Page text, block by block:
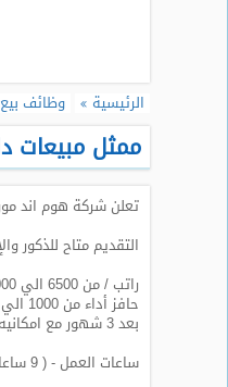
سيرتك
الوظائف
الرئيسية وظائف
ممثل مبيعات
تعلن شركة هوم اند
التقديم متاح للذكور
راتب / من 6500 الي 10000 حسب الخبرة
حافز أداء من 1000 الي 3000
بعد 3 شهور مع امكانيه صرف حافز استثنائي بعد اول شهر.
ساعات العمل - ( 9 ساعات ، فترات تبادلية مع وجود فترة راحة ).